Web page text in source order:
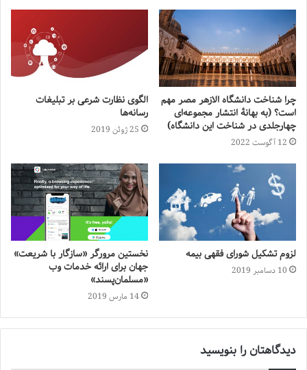
چرا شناخت دانشگاه الازهر مصر مهم
است؟ (به بهانهٔ انتشار مجموعه‌ای
چهارجلدی در شناخت این دانشگاه)
12 آگوست 2022
الگوی نظارت شرعی بر تبلیغات
رسانه‌ها
25 ژوئن 2019
لزوم تشکیل شورای فقهی بیمه
10 دسامبر 2019
نخستین مرورگر «سازگار با شریعت»
جهان برای ارائه‌ خدمات وب
«مسلمان‌پسند»
14 مارس 2019
دیدگاهتان را بنویسید